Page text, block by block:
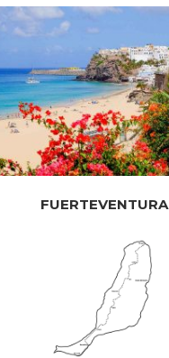
FUERTEVENTURA